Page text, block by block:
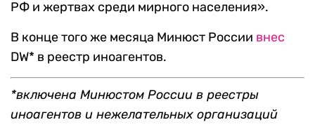
РФ и жертвах среди мирного населения».
В конце того же месяца Минюст России внес
DW* в реестр иноагентов.
*включена Минюстом России в реестры
иноагентов и нежелательных организаций